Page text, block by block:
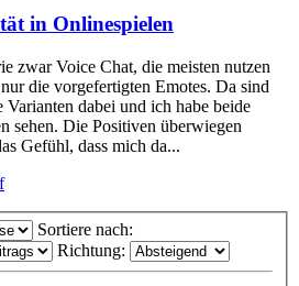
in Onlinespielen
zwar Voice Chat, die meisten nutzen
die vorgefertigten Emotes. Da sind
dabei und ich habe beide
sehen. Die Positiven überwiegen
Gefühl, dass mich da...
Sortiere nach:
Richtung: